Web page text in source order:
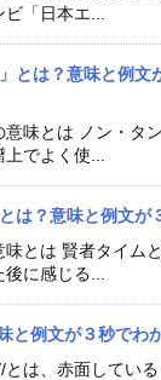
「日本エ...
とは？意味と例文
意味とは ノン・タ
でよく使...
は？意味と例文が
味とは 賢者タイム
に感じる...
と例文が３秒でわ
とは、赤面してい